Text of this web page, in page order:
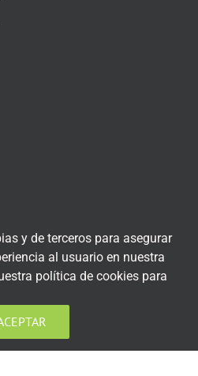
y de terceros para asegurar
al usuario en nuestra
política de cookies para